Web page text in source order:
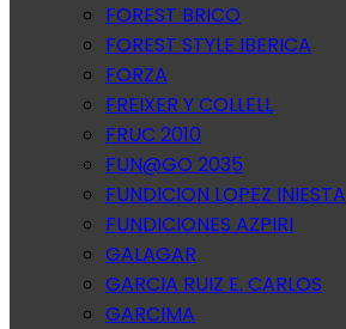
FOREST BRICO
FOREST STYLE IBERICA
FORZA
FREIXER Y COLLELL
FRUC 2010
FUN@GO 2035
FUNDICION LOPEZ INIESTA
FUNDICIONES AZPIRI
GALAGAR
GARCIA RUIZ E. CARLOS
GARCIMA